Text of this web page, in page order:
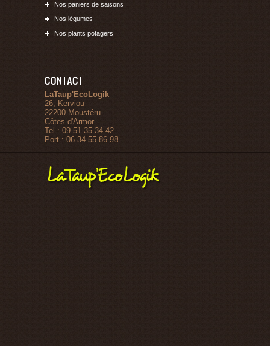
Nos paniers de saisons
Nos légumes
Nos plants potagers
CONTACT
LaTaup'EcoLogik
26, Kerviou
22200 Moustéru
Côtes d'Armor
Tel : 09 51 35 34 42
Port : 06 34 55 86 98